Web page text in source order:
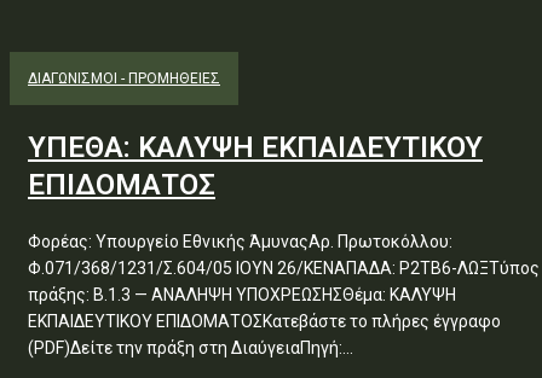
ΔΙΑΓΩΝΙΣΜΟΊ - ΠΡΟΜΉΘΕΙΕΣ
ΥΠΕΘΑ: ΚΑΛΥΨΗ ΕΚΠΑΙΔΕΥΤΙΚΟΥ
ΕΠΙΔΟΜΑΤΟΣ
Φορέας: Υπουργείο Εθνικής ΆμυναςΑρ. Πρωτοκόλλου:
Φ.071/368/1231/Σ.604/05 ΙΟΥΝ 26/ΚΕΝΑΠΑΔΑ: Ρ2ΤΒ6-ΛΩΞΤύπος
πράξης: Β.1.3 — ΑΝΑΛΗΨΗ ΥΠΟΧΡΕΩΣΗΣΘέμα: ΚΑΛΥΨΗ
ΕΚΠΑΙΔΕΥΤΙΚΟΥ ΕΠΙΔΟΜΑΤΟΣΚατεβάστε το πλήρες έγγραφο
(PDF)Δείτε την πράξη στη ΔιαύγειαΠηγή:...